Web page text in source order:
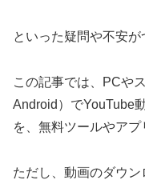
といった疑問や不安が
この記事では、PCや
Android）でYouTube
を、無料ツールやアプ
ただし、動画のダウ